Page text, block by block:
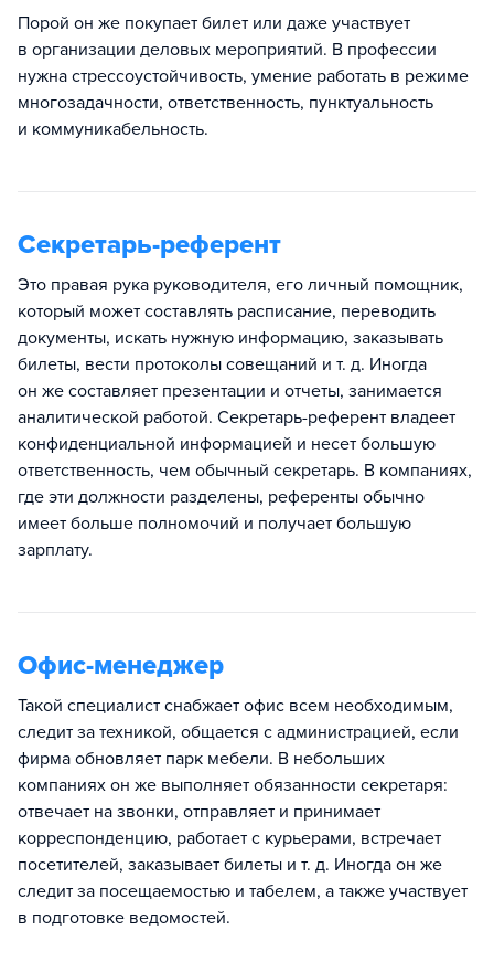
Порой он же покупает билет или даже участвует
в организации деловых мероприятий. В профессии
нужна стрессоустойчивость, умение работать в режиме
многозадачности, ответственность, пунктуальность
и коммуникабельность.
Секретарь-референт
Это правая рука руководителя, его личный помощник,
который может составлять расписание, переводить
документы, искать нужную информацию, заказывать
билеты, вести протоколы совещаний и т. д. Иногда
он же составляет презентации и отчеты, занимается
аналитической работой. Секретарь-референт владеет
конфиденциальной информацией и несет большую
ответственность, чем обычный секретарь. В компаниях,
где эти должности разделены, референты обычно
имеет больше полномочий и получает большую
зарплату.
Офис-менеджер
Такой специалист снабжает офис всем необходимым,
следит за техникой, общается с администрацией, если
фирма обновляет парк мебели. В небольших
компаниях он же выполняет обязанности секретаря:
отвечает на звонки, отправляет и принимает
корреспонденцию, работает с курьерами, встречает
посетителей, заказывает билеты и т. д. Иногда он же
следит за посещаемостью и табелем, а также участвует
в подготовке ведомостей.